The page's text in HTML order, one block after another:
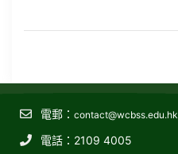
電郵： contact@wcbss.edu.hk
電話：2109 4005